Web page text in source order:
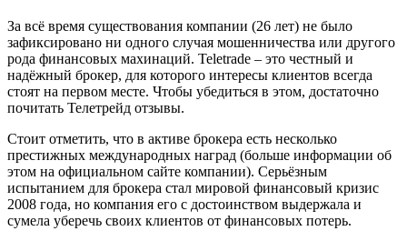
За всё время существования компании (26 лет) не было
зафиксировано ни одного случая мошенничества или другого
рода финансовых махинаций. Teletrade – это честный и
надёжный брокер, для которого интересы клиентов всегда
стоят на первом месте. Чтобы убедиться в этом, достаточно
почитать Телетрейд отзывы.
Стоит отметить, что в активе брокера есть несколько
престижных международных наград (больше информации об
этом на официальном сайте компании). Серьёзным
испытанием для брокера стал мировой финансовый кризис
2008 года, но компания его с достоинством выдержала и
сумела уберечь своих клиентов от финансовых потерь.